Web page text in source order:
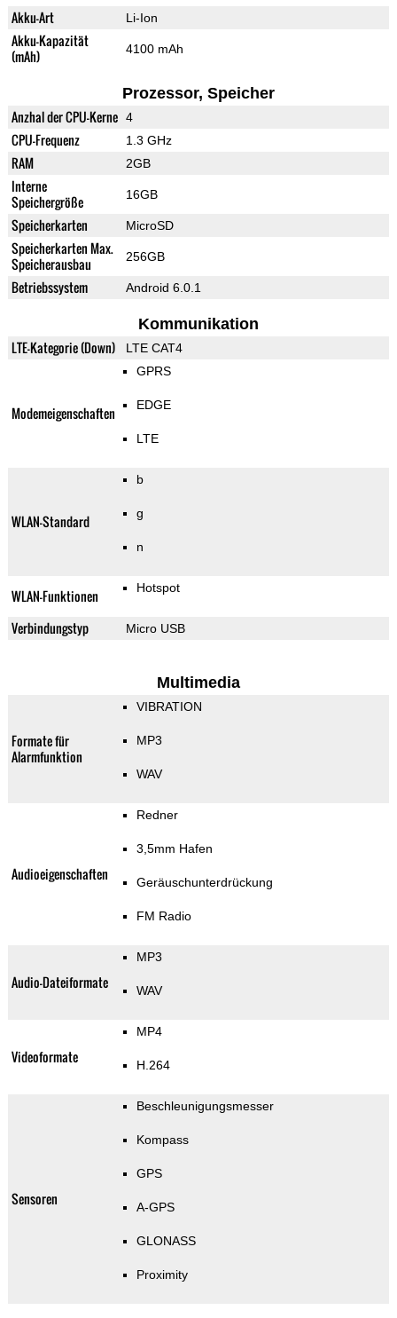
Akku-Art Li-Ion
Akku-Kapazität
(mAh)
4100 mAh
Prozessor, Speicher
Anzhal der CPU-Kerne 4
CPU-Frequenz 1.3 GHz
RAM 2GB
Interne
Speichergröße
16GB
Speicherkarten MicroSD
Speicherkarten Max.
Speicherausbau
256GB
Betriebssystem Android 6.0.1
Kommunikation
LTE-Kategorie (Down) LTE CAT4
Modemeigenschaften
GPRS
EDGE
LTE
WLAN-Standard
b
g
n
WLAN-Funktionen Hotspot
Verbindungstyp Micro USB
Multimedia
Formate für
Alarmfunktion
VIBRATION
MP3
WAV
Audioeigenschaften
Redner
3,5mm Hafen
Geräuschunterdrückung
FM Radio
Audio-Dateiformate
MP3
WAV
Videoformate
MP4
H.264
Sensoren
Beschleunigungsmesser
Kompass
GPS
A-GPS
GLONASS
Proximity